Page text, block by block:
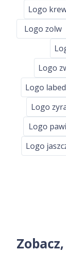
Logo
Logo zolw
Logo
Logo
Logo
Logo
Logo